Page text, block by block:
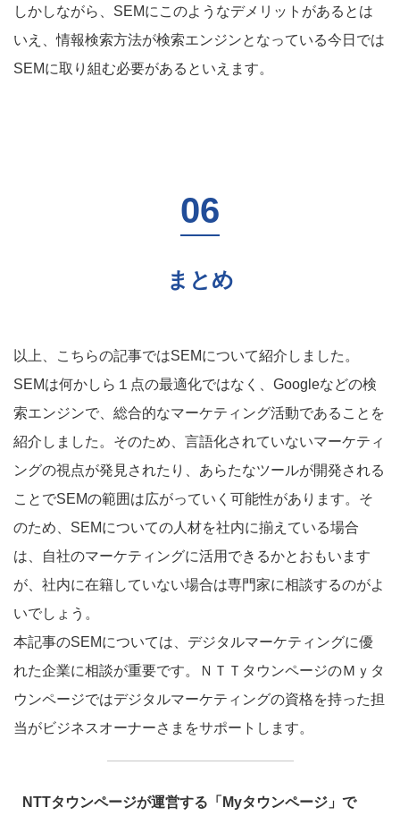
しかしながら、SEMにこのようなデメリットがあるとは
いえ、情報検索方法が検索エンジンとなっている今日では
SEMに取り組む必要があるといえます。
まとめ
以上、こちらの記事ではSEMについて紹介しました。
SEMは何かしら１点の最適化ではなく、Googleなどの検
索エンジンで、総合的なマーケティング活動であることを
紹介しました。そのため、言語化されていないマーケティ
ングの視点が発見されたり、あらたなツールが開発される
ことでSEMの範囲は広がっていく可能性があります。そ
のため、SEMについての人材を社内に揃えている場合
は、自社のマーケティングに活用できるかとおもいます
が、社内に在籍していない場合は専門家に相談するのがよ
いでしょう。
本記事のSEMについては、デジタルマーケティングに優
れた企業に相談が重要です。ＮＴＴタウンページのＭｙタ
ウンページではデジタルマーケティングの資格を持った担
当がビジネスオーナーさまをサポートします。
NTTタウンページが運営する「Myタウンページ」で